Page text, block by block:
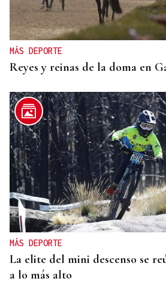
MÁS DEPORTE
Reyes y reinas de la doma en
MÁS DEPORTE
La elite del mini descenso se
a lo más alto